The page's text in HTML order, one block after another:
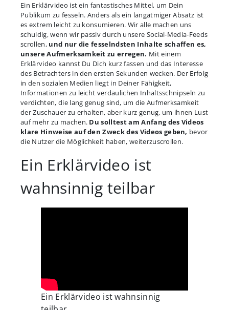
Ein Erklärvideo ist ein fantastisches Mittel, um Dein
Publikum zu fesseln. Anders als ein langatmiger Absatz ist
es extrem leicht zu konsumieren. Wir alle machen uns
schuldig, wenn wir passiv durch unsere Social-Media-Feeds
scrollen, und nur die fesselndsten Inhalte schaffen es,
unsere Aufmerksamkeit zu erregen. Mit einem
Erklärvideo kannst Du Dich kurz fassen und das Interesse
des Betrachters in den ersten Sekunden wecken. Der Erfolg
in den sozialen Medien liegt in Deiner Fähigkeit,
Informationen zu leicht verdaulichen Inhaltsschnipseln zu
verdichten, die lang genug sind, um die Aufmerksamkeit
der Zuschauer zu erhalten, aber kurz genug, um ihnen Lust
auf mehr zu machen. Du solltest am Anfang des Videos
klare Hinweise auf den Zweck des Videos geben, bevor
die Nutzer die Möglichkeit haben, weiterzuscrollen.
Ein Erklärvideo ist
wahnsinnig teilbar
Ein Erklärvideo ist wahnsinnig